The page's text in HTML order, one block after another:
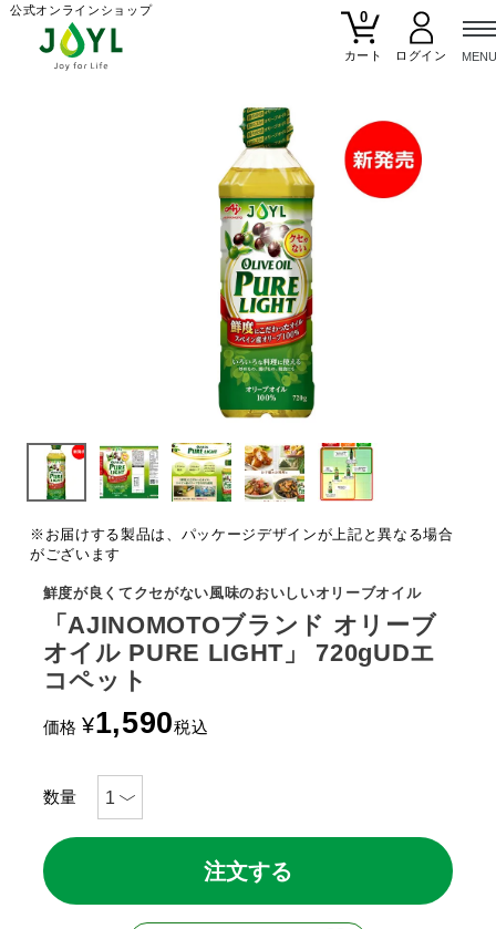
公式オンラインショップ
0
カート
※お届けする製品は、パッケージデザインが上記と異なる場合
がございます
鮮度が良くてクセがない風味のおいしいオリーブオイル
「AJINOMOTOブランド オリーブ
オイル PURE LIGHT」 720gUDエ
コペット
価格 ¥1,590税込
注文する